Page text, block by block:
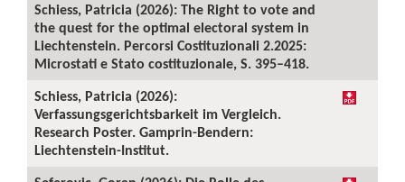
Schiess, Patricia (2026): The Right to vote and
the quest for the optimal electoral system in
Liechtenstein. Percorsi Costituzionali 2.2025:
Microstati e Stato costituzionale, S. 395–418.
Schiess, Patricia (2026):
Verfassungsgerichtsbarkeit im Vergleich.
Research Poster. Gamprin-Bendern:
Liechtenstein-Institut.